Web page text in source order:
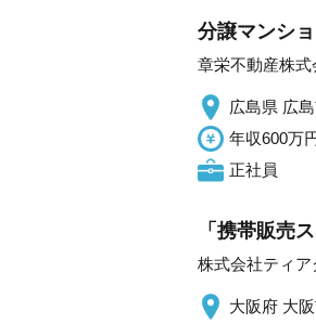
分譲マンシ
章栄不動産株式
広島県 広
年収600万
正社員
「携帯販売
株式会社ティア
大阪府 大